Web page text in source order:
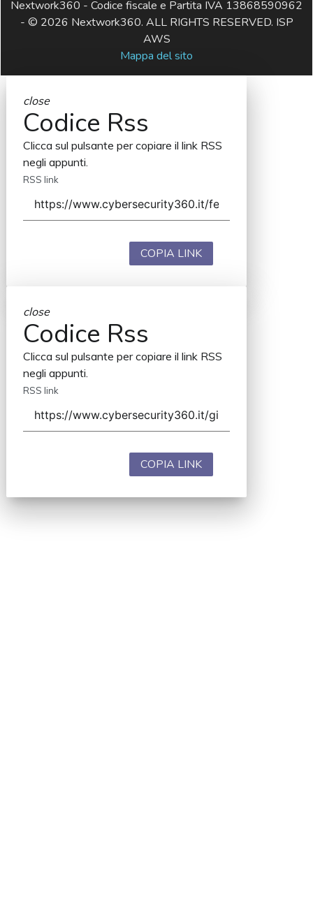
Nextwork360 - Codice fiscale e Partita IVA 13868590962
- © 2026 Nextwork360. ALL RIGHTS RESERVED. ISP
AWS
Mappa del sito
close
Codice Rss
Clicca sul pulsante per copiare il link RSS
negli appunti.
RSS link
COPIA LINK
close
Codice Rss
Clicca sul pulsante per copiare il link RSS
negli appunti.
RSS link
COPIA LINK